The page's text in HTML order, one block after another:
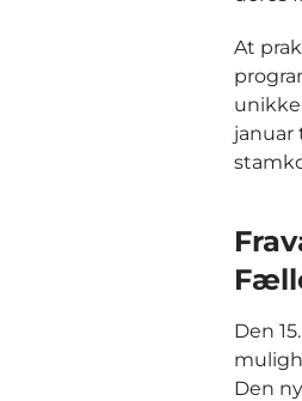
At
januar
Den
Den